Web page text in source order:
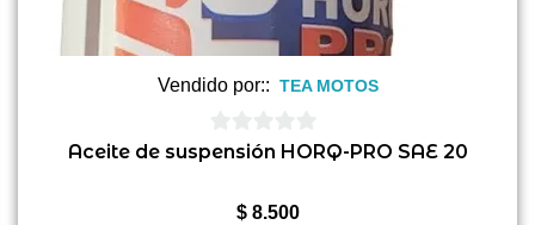
Vendido por:: TEA MOTOS
0
Aceite de suspensión HORQ-PRO SAE 20
$8.500